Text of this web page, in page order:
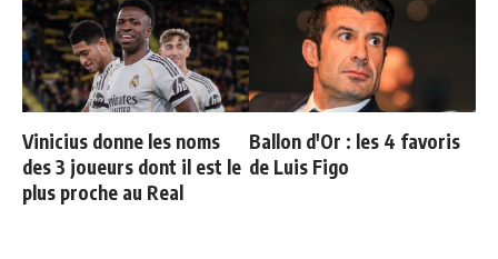
Vinicius donne les noms
des 3 joueurs dont il est le
plus proche au Real
Ballon d'Or : les 4 favoris
de Luis Figo